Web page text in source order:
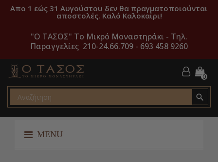
Απο 1 εώς 31 Αυγούστου δεν θα πραγματοποιούνται
αποστολές. Καλό Καλοκαίρι!
"O ΤΑΣΟΣ" Το Μικρό Μοναστηράκι - Τηλ.
Παραγγελίες 210-24.66.709 - 693 458 9260
0

MENU